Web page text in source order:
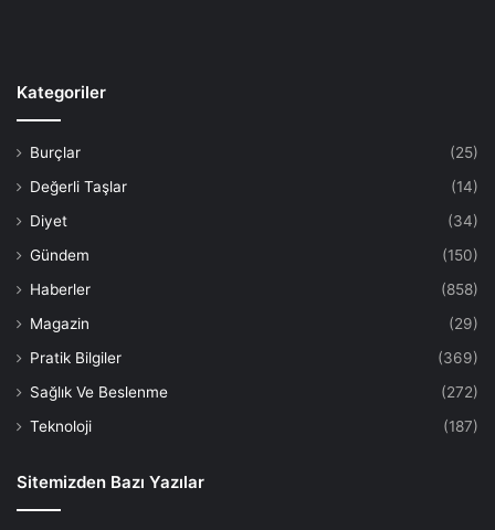
Kategoriler
Burçlar
(25)
Değerli Taşlar
(14)
Diyet
(34)
Gündem
(150)
Haberler
(858)
Magazin
(29)
Pratik Bilgiler
(369)
Sağlık Ve Beslenme
(272)
Teknoloji
(187)
Sitemizden Bazı Yazılar